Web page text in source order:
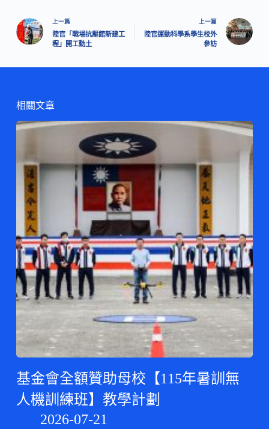
上一篇
陸官「戰場抗壓館新建工
程」開工動土
上一篇
陸官運動科學系學生校外
參訪
相關文章
基金會全額贊助母校【115年暑訓無
人機訓練班】教學計劃
2026-07-21